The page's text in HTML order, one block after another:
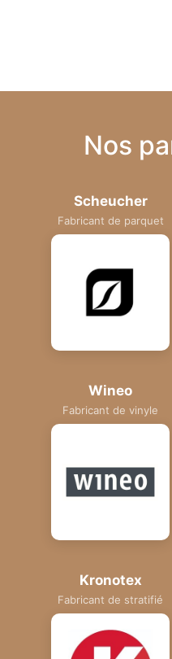
Nos
Scheucher
Fabricant de parquet
Wineo
Fabricant de vinyle
Kronotex
Fabricant de stratifié